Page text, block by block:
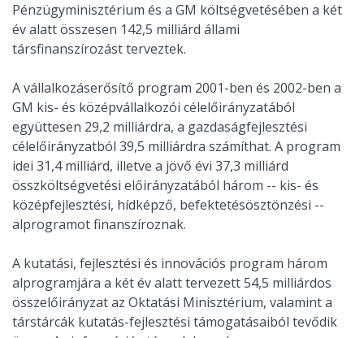
Pénzügyminisztérium és a GM költségvetésében a két
év alatt összesen 142,5 milliárd állami
társfinanszírozást terveztek.
A vállalkozáserősítő program 2001-ben és 2002-ben a
GM kis- és középvállalkozói célelőirányzatából
együttesen 29,2 milliárdra, a gazdaságfejlesztési
célelőirányzatból 39,5 milliárdra számíthat. A program
idei 31,4 milliárd, illetve a jövő évi 37,3 milliárd
összköltségvetési előirányzatából három -- kis- és
középfejlesztési, hídképző, befektetésösztönzési --
alprogramot finanszíroznak.
A kutatási, fejlesztési és innovációs program három
alprogramjára a két év alatt tervezett 54,5 milliárdos
összelőirányzat az Oktatási Minisztérium, valamint a
társtárcák kutatás-fejlesztési támogatásaiból tevődik